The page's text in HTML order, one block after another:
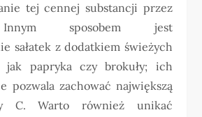
tej cennej substancji przez
sposobem jest
sałatek z dodatkiem świeżych
jak papryka czy brokuły; ich
pozwala zachować największą
C. Warto również unikać